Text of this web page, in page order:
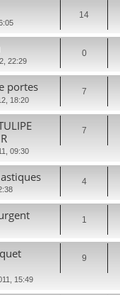
14
22:29
0
portes
18:20
7
09:30
7
4
1
15:49
9